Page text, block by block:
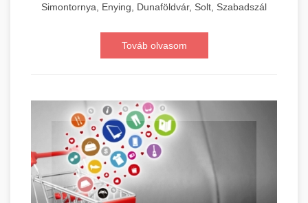
Simontornya, Enying, Dunaföldvár, Solt, Szabadszál
Továb olvasom